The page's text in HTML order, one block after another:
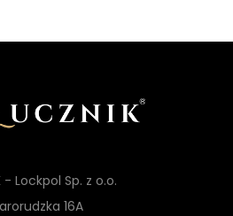
- Lockpol Sp. z o.o.
16A